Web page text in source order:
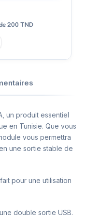
200 TND
un produit essentiel
en Tunisie. Que vous
vous permettra
une sortie stable de
pour une utilisation
double sortie USB.